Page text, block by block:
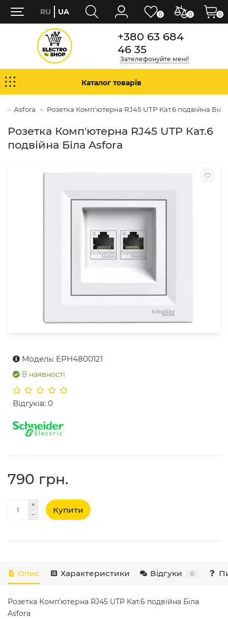
+380 63 684
46 35
Зателефонуйте мені!
Каталог товарів
Asfora Розетка Комп'ютерна RJ45 UTP Кат.6 подвійна
Розетка Комп'ютерна RJ45 UTP Кат.6
подвійна Біла Asfora
Модель: EPH4800121
В наявності
Відгуків: 0
790 грн.
Купити
Опис Характеристики Відгуки 0
Розетка Комп'ютерна RJ45 UTP Кат.6 подвійна Біла
Asfora
0 0
RU UA 0